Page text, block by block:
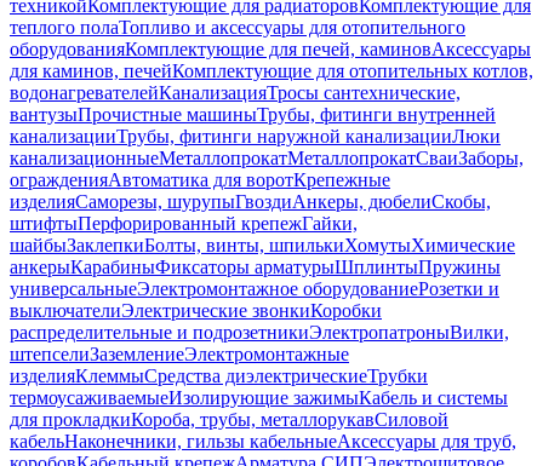
техникойКомплектующие для радиаторовКомплектующие для
теплого полаТопливо и аксессуары для отопительного
оборудованияКомплектующие для печей, каминовАксессуары
для каминов, печейКомплектующие для отопительных котлов,
водонагревателейКанализацияТросы сантехнические,
вантузыПрочистные машиныТрубы, фитинги внутренней
канализацииТрубы, фитинги наружной канализацииЛюки
канализационныеМеталлопрокатМеталлопрокатСваиЗаборы,
огражденияАвтоматика для воротКрепежные
изделияСаморезы, шурупыГвоздиАнкеры, дюбелиСкобы,
штифтыПерфорированный крепежГайки,
шайбыЗаклепкиБолты, винты, шпилькиХомутыХимические
анкерыКарабиныФиксаторы арматурыШплинтыПружины
универсальныеЭлектромонтажное оборудованиеРозетки и
выключателиЭлектрические звонкиКоробки
распределительные и подрозетникиЭлектропатроныВилки,
штепселиЗаземлениеЭлектромонтажные
изделияКлеммыСредства диэлектрическиеТрубки
термоусаживаемыеИзолирующие зажимыКабель и системы
для прокладкиКороба, трубы, металлорукавСиловой
кабельНаконечники, гильзы кабельныеАксессуары для труб,